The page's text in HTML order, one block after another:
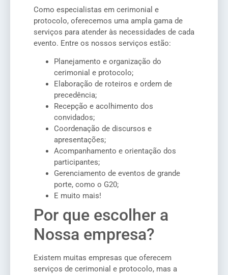
Como especialistas em cerimonial e
protocolo, oferecemos uma ampla gama de
serviços para atender às necessidades de cada
evento. Entre os nossos serviços estão:
Planejamento e organização do
cerimonial e protocolo;
Elaboração de roteiros e ordem de
precedência;
Recepção e acolhimento dos
convidados;
Coordenação de discursos e
apresentações;
Acompanhamento e orientação dos
participantes;
Gerenciamento de eventos de grande
porte, como o G20;
E muito mais!
Por que escolher a
Nossa empresa?
Existem muitas empresas que oferecem
serviços de cerimonial e protocolo, mas a